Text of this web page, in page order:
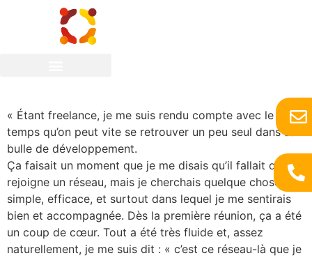
« Étant freelance, je me suis rendu compte avec le
temps qu’on peut vite se retrouver un peu seul dans sa
bulle de développement.
Ça faisait un moment que je me disais qu’il fallait que je
rejoigne un réseau, mais je cherchais quelque chose de
simple, efficace, et surtout dans lequel je me sentirais
bien et accompagnée. Dès la première réunion, ça a été
un coup de cœur. Tout a été très fluide et, assez
naturellement, je me suis dit : « c’est ce réseau-là que je